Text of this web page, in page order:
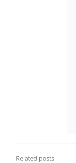
Related posts